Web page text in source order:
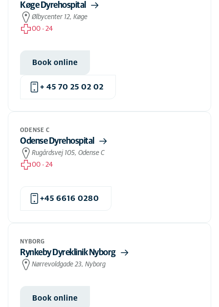
Køge Dyrehospital
Ølbycenter 12, Køge
00 - 24
Book online
+ 45 70 25 02 02
ODENSE C
Odense Dyrehospital
Rugårdsvej 105, Odense C
00 - 24
+45 6616 0280
NYBORG
Rynkeby Dyreklinik Nyborg
Nørrevoldgade 23, Nyborg
Book online